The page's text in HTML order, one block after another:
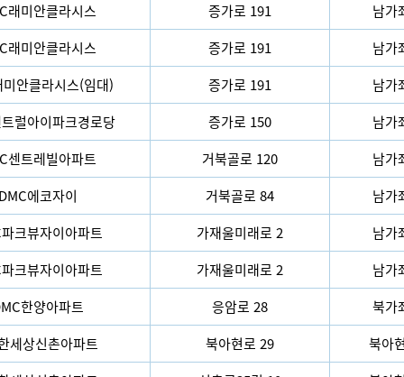
래미안클라시스
증가로 191
남가
래미안클라시스
증가로 191
남가
안클라시스(임대)
증가로 191
남가
럴아이파크경로당
증가로 150
남가
센트레빌아파트
거북골로 120
남가
에코자이
거북골로 84
남가
크뷰자이아파트
가재울미래로 2
남가
크뷰자이아파트
가재울미래로 2
남가
한양아파트
응암로 28
북가
세상신촌아파트
북아현로 29
북아